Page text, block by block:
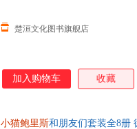
楚洹文化图书旗舰店
加入购物车 收藏
小猫鲍里斯和朋友们套装全8册